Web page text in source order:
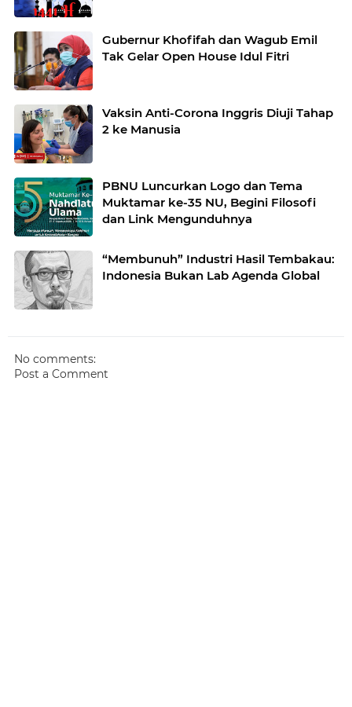
Gubernur Khofifah dan Wagub Emil
Tak Gelar Open House Idul Fitri
Vaksin Anti-Corona Inggris Diuji Tahap
2 ke Manusia
PBNU Luncurkan Logo dan Tema
Muktamar ke-35 NU, Begini Filosofi
dan Link Mengunduhnya
“Membunuh” Industri Hasil Tembakau:
Indonesia Bukan Lab Agenda Global
No comments:
Post a Comment